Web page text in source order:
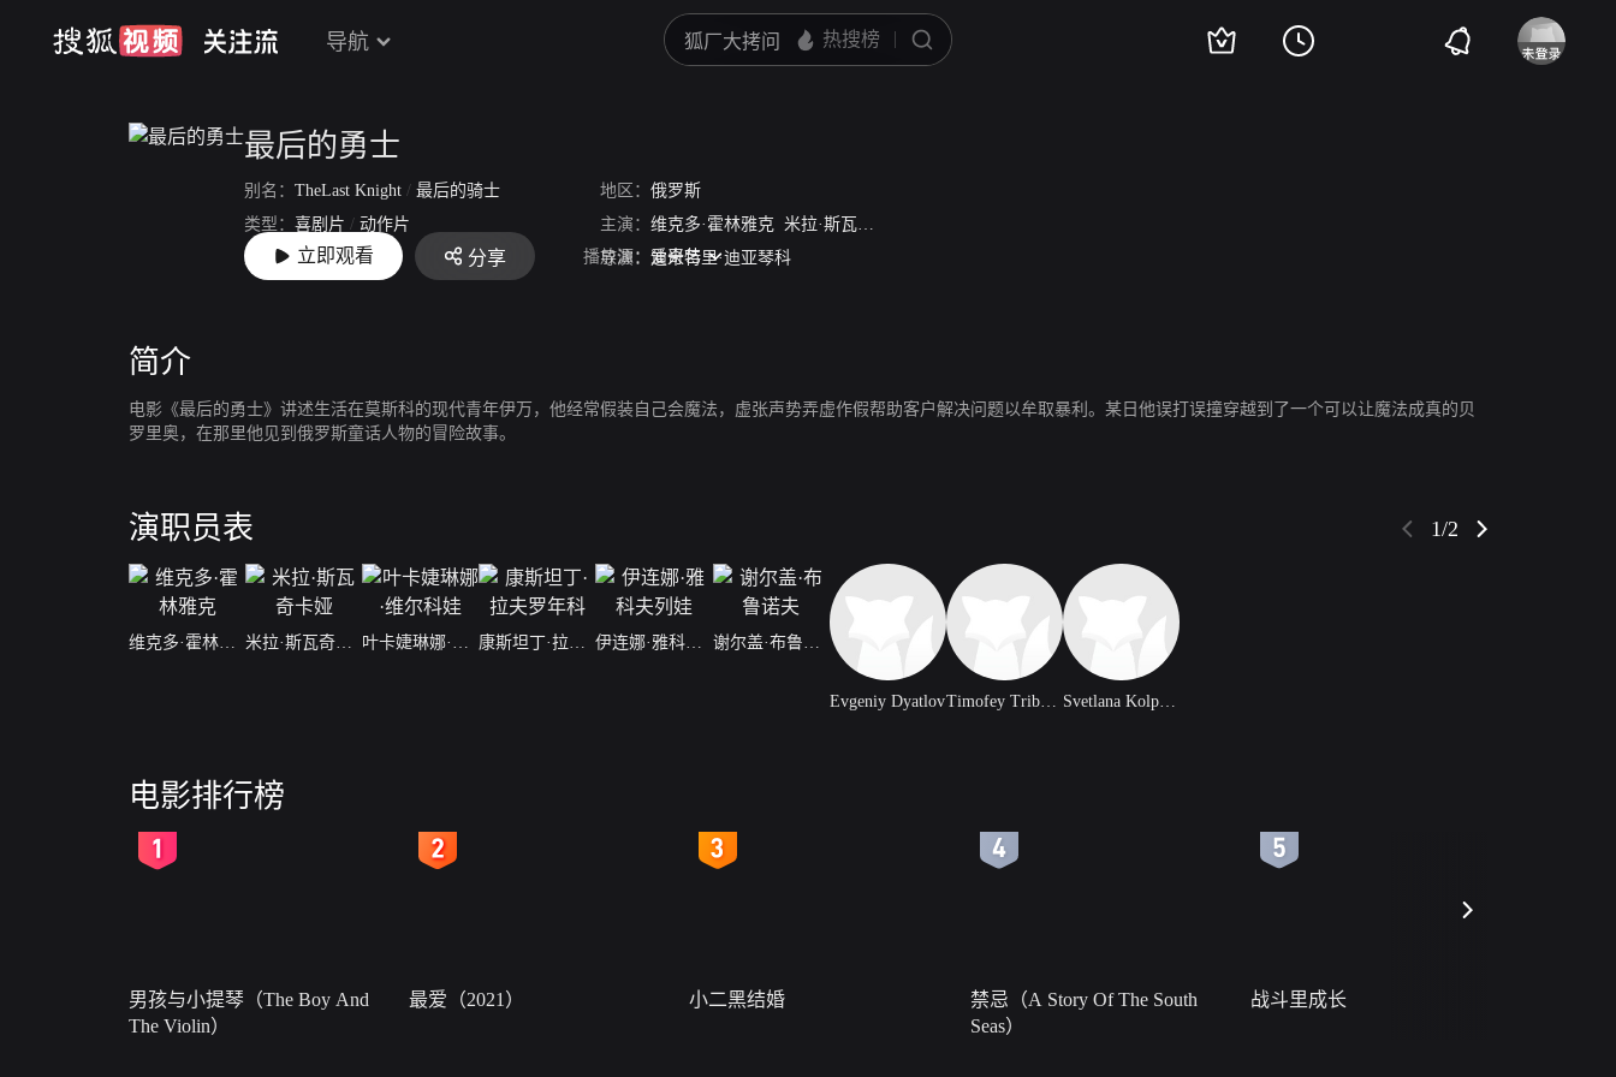
导航
最后的勇士
别名： TheLast Knight / 最后的骑士 地区： 俄罗斯
类型： 喜剧片 / 动作片 主演： 维克多·霍林雅克 米拉·斯瓦奇卡娅
上映： 2017-10-19 导演： 迪米特里·迪亚琴科
立即观看 分享 播放源： 爱奇艺
简介
电影《最后的勇士》讲述生活在莫斯科的现代青年伊万，他经常假装自己会魔法，虚张声势弄虚作假帮助客户解决问题以牟取暴利。某日他误打误撞穿越到了一个可以让魔法成真的贝
罗里奥，在那里他见到俄罗斯童话人物的冒险故事。
演职员表 1/2
维克多·霍林雅克 米拉·斯瓦奇卡娅 叶卡婕琳娜·维尔科娃 康斯坦丁·拉夫罗年科 伊连娜·雅科夫列娃 谢尔盖·布鲁诺夫
Evgeniy Dyatlov Timofey Tribuntsev Svetlana Kolpakova
电影排行榜
男孩与小提琴（The Boy And
The Violin）
最爱（2021） 小二黑结婚
禁忌（A Story Of The South
Seas）
战斗里成长